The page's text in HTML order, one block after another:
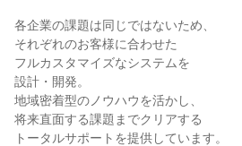
各企業の課題は同じではないため、
それぞれのお客様に合わせた
フルカスタマイズなシステムを
設計・開発。
地域密着型のノウハウを活かし、
将来直面する課題までクリアする
トータルサポートを提供しています。